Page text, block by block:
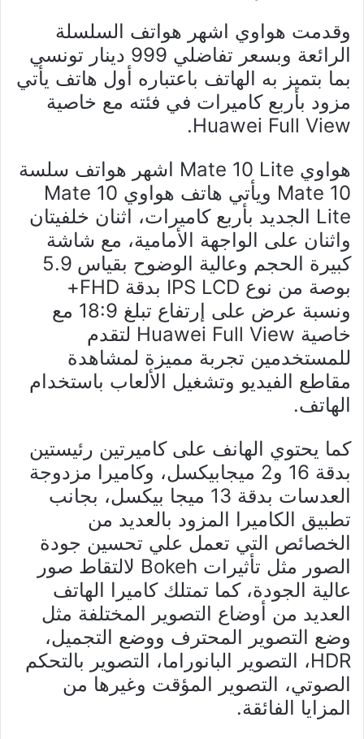
وقدمت هواوي اشهر هواتف السلسلة
الرائعة وبسعر تفاضلي 999 دينار تونسي
بما بتميز به الهاتف باعتباره أول هاتف يأتي
مزود بأربع كاميرات في فئته مع خاصية
Huawei Full View.
هواوي Mate 10 Lite اشهر هواتف سلسة
Mate 10 ويأتي هاتف هواوي Mate 10
Lite الجديد بأربع كاميرات، اثنان خلفيتان
واثنان على الواجهة الأمامية، مع شاشة
كبيرة الحجم وعالية الوضوح بقياس 5.9
بوصة من نوع IPS LCD بدقة FHD+
ونسبة عرض على إرتفاع تبلغ 18:9 مع
خاصية Huawei Full View لتقدم
للمستخدمين تجربة مميزة لمشاهدة
مقاطع الفيديو وتشغيل الألعاب باستخدام
الهاتف.
كما يحتوي الهانف على كاميرتين رئيستين
بدقة 16 و2 ميجابيكسل، وكاميرا مزدوجة
العدسات بدقة 13 ميجا بيكسل، بجانب
تطبيق الكاميرا المزود بالعديد من
الخصائص التي تعمل علي تحسين جودة
الصور مثل تأثيرات Bokeh لالتقاط صور
عالية الجودة، كما تمتلك كاميرا الهاتف
العديد من أوضاع التصوير المختلفة مثل
وضع التصوير المحترف ووضع التجميل،
HDR، التصوير البانوراما، التصوير بالتحكم
الصوتي، التصوير المؤقت وغيرها من
المزايا الفائقة.